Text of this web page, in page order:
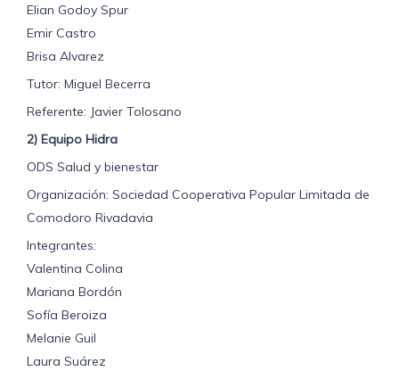
Elian Godoy Spur
Emir Castro
Brisa Alvarez
Tutor: Miguel Becerra
Referente: Javier Tolosano
2) Equipo Hidra
ODS Salud y bienestar
Organización: Sociedad Cooperativa Popular Limitada de
Comodoro Rivadavia
Integrantes:
Valentina Colina
Mariana Bordón
Sofía Beroiza
Melanie Guil
Laura Suárez